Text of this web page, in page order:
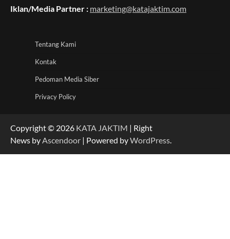
Iklan/Media Partner : marketing@katajaktim.com
Tentang Kami
Kontak
Pedoman Media Siber
Privacy Policy
Copyright © 2026 KATA JAKTIM | Right
News byAscendoor | Powered byWordPress.